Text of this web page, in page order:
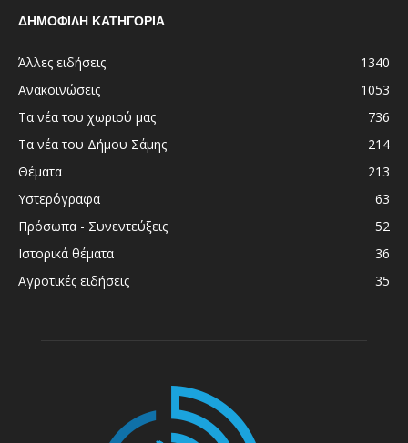
ΔΗΜΟΦΙΛΗ ΚΑΤΗΓΟΡΙΑ
Άλλες ειδήσεις
1340
Ανακοινώσεις
1053
Τα νέα του χωριού μας
736
Τα νέα του Δήμου Σάμης
214
Θέματα
213
Υστερόγραφα
63
Πρόσωπα - Συνεντεύξεις
52
Ιστορικά θέματα
36
Αγροτικές ειδήσεις
35